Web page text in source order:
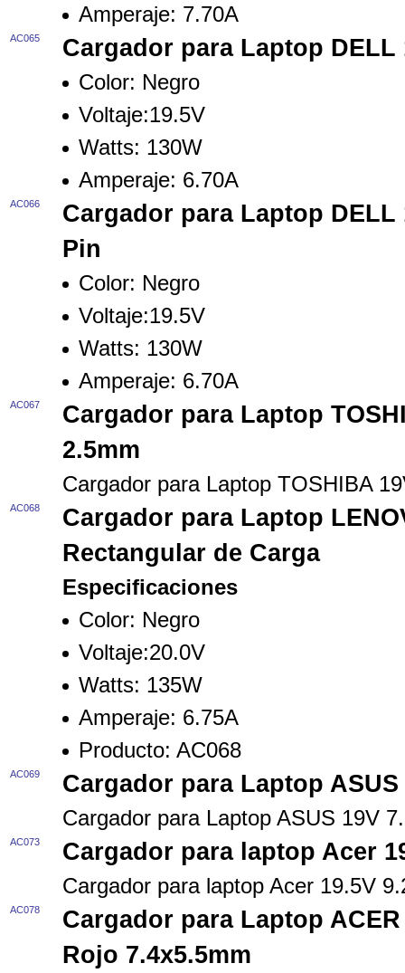
Amperaje: 7.70A
AC065 Cargador para Laptop DELL
Color: Negro
Voltaje:19.5V
Watts: 130W
Amperaje: 6.70A
AC066
Cargador para Laptop DELL
Pin
Color: Negro
Voltaje:19.5V
Watts: 130W
Amperaje: 6.70A
AC067
Cargador para Laptop
2.5mm
Cargador para Laptop TOSHIBA
AC068
Cargador para Laptop
Rectangular de Carga
Especificaciones
Color: Negro
Voltaje:20.0V
Watts: 135W
Amperaje: 6.75A
Producto: AC068
AC069 Cargador para Laptop ASUS
Cargador para Laptop ASUS 19V
AC073 Cargador para laptop Acer
Cargador para laptop Acer 19.5V
AC078
Cargador para Laptop
Rojo 7.4x5.5mm